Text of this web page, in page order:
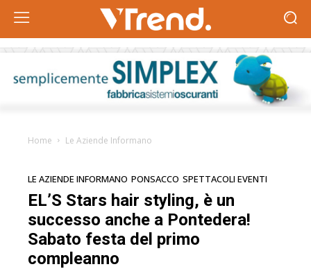
Home Le Aziende Informano
LE AZIENDE INFORMANO PONSACCO SPETTACOLI EVENTI
EL’S Stars hair styling, è un
successo anche a Pontedera!
Sabato festa del primo
compleanno